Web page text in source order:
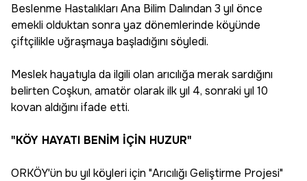
Beslenme Hastalıkları Ana Bilim Dalından 3 yıl önce
emekli olduktan sonra yaz dönemlerinde köyünde
çiftçilikle uğraşmaya başladığını söyledi.
Meslek hayatıyla da ilgili olan arıcılığa merak sardığını
belirten Coşkun, amatör olarak ilk yıl 4, sonraki yıl 10
kovan aldığını ifade etti.
"KÖY HAYATI BENİM İÇİN HUZUR"
ORKÖY'ün bu yıl köyleri için "Arıcılığı Geliştirme Projesi"